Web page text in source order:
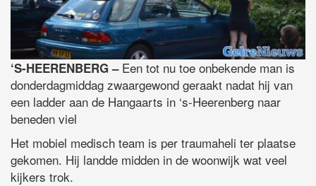
‘S-HEERENBERG – Een tot nu toe onbekende man is
donderdagmiddag zwaargewond geraakt nadat hij van
een ladder aan de Hangaarts in ‘s-Heerenberg naar
beneden viel
Het mobiel medisch team is per traumaheli ter plaatse
gekomen. Hij landde midden in de woonwijk wat veel
kijkers trok.